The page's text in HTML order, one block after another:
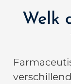
Welk